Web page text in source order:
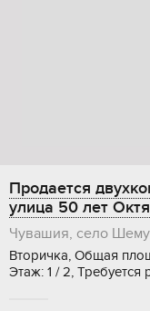
Продается
улица 50 лет
Чувашия, село
Вторичка, Общая
Этаж: 1 / 2,